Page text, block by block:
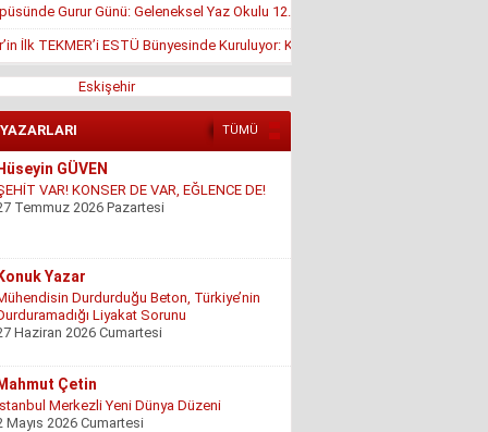
Gurur Günü: Geleneksel Yaz Okulu 12. Kez Kapanış Yaptı
İlk TEKMER’i ESTÜ Bünyesinde Kuruluyor: KOSGEB Onayı Geldi
Eskişehir
TÜMÜ
GÜVEN
VAR! KONSER DE VAR, EĞLENCE DE!
Temmuz 2026 Pazartesi
Yazar
Durdurduğu Beton, Türkiye’nin
Liyakat Sorunu
Haziran 2026 Cumartesi
Çetin
Merkezli Yeni Dünya Düzeni
Mayıs 2026 Cumartesi